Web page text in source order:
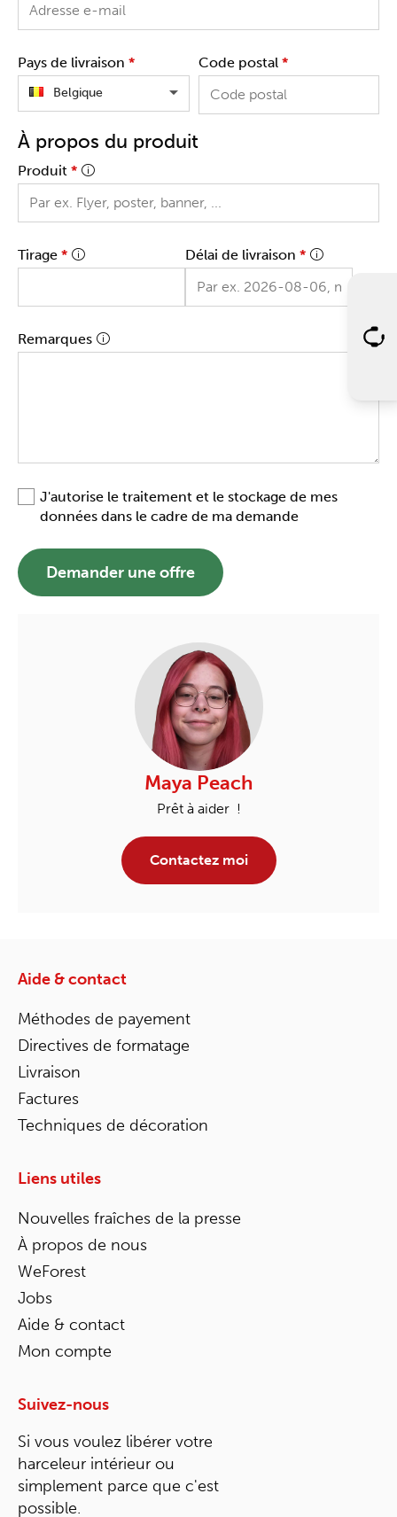
Pays de livraison *
Belgique
Code postal *
À propos du produit
Produit *
Tirage * Délai de livraison *
Remarques
J'autorise le traitement et le stockage de mes
données dans le cadre de ma demande
Demander une offre
Maya Peach
Prêt à aider !
Contactez moi
Aide & contact
Méthodes de payement
Directives de formatage
Livraison
Factures
Techniques de décoration
Liens utiles
Nouvelles fraîches de la presse
À propos de nous
WeForest
Jobs
Aide & contact
Mon compte
Suivez-nous
Si vous voulez libérer votre
harceleur intérieur ou
simplement parce que c'est
possible.